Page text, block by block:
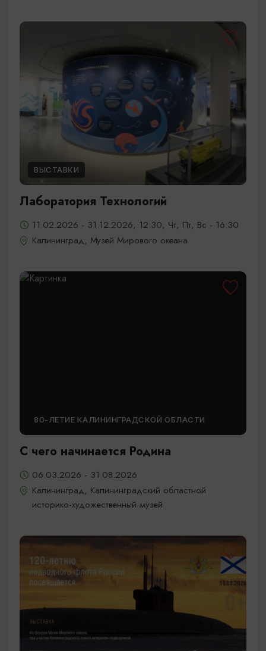
ВЫСТАВКИ
Лаборатория Технологий
11.02.2026 - 31.12.2026, 12:30, Чт, Пт, Вс - 16:30
Калининград, Музей Мирового океана
80-ЛЕТИЕ КАЛИНИНГРАДСКОЙ ОБЛАСТИ
С чего начинается Родина
06.03.2026 - 31.08.2026
Калининград, Калининградский областной
историко-художественный музей